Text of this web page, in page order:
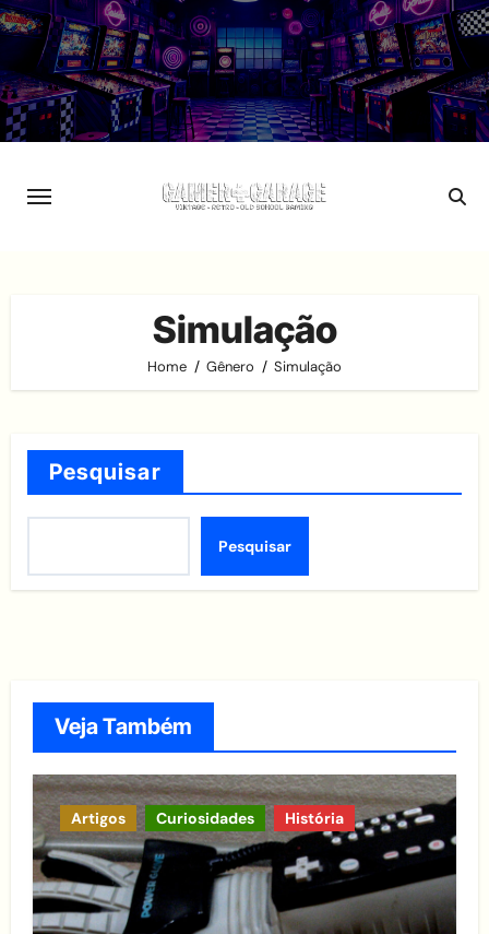
Skip
content
Simulação
Home Gênero Simulação
Pesquisar
Pesquisar
Veja Também
Artigos Curiosidades História